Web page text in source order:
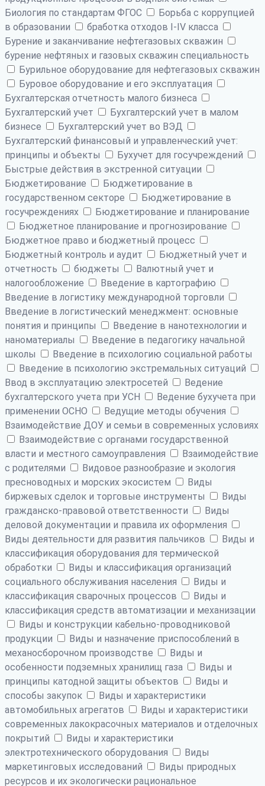
Биология по стандартам ФГОС
Борьба с коррупцией
в образовании
бработка отходов I-IV класса
Бурение и заканчивание нефтегазовых скважин
бурение нефтяных и газовых скважин специальность
Бурильное оборудование для нефтегазовых скважин
Буровое оборудование и его эксплуатация
Бухгалтерская отчетность малого бизнеса
Бухгалтерский учет
Бухгалтерский учет в малом
бизнесе
Бухгалтерский учет во ВЭД
Бухгалтерский финансовый и управленческий учет:
принципы и объекты
Бухучет для госучреждений
Быстрые действия в экстренной ситуации
Бюджетирование
Бюджетирование в
государственном секторе
Бюджетирование в
госучреждениях
Бюджетирование и планирование
Бюджетное планирование и прогнозирование
Бюджетное право и бюджетный процесс
Бюджетный контроль и аудит
Бюджетный учет и
отчетность
бюджеты
Валютный учет и
налогообложение
Введение в картографию
Введение в логистику международной торговли
Введение в логистический менеджмент: основные
понятия и принципы
Введение в нанотехнологии и
наноматериалы
Введение в педагогику начальной
школы
Введение в психологию социальной работы
Введение в психологию экстремальных ситуаций
Ввод в эксплуатацию электросетей
Ведение
бухгалтерского учета при УСН
Ведение бухучета при
применении ОСНО
Ведущие методы обучения
Взаимодействие ДОУ и семьи в современных условиях
Взаимодействие с органами государственной
власти и местного самоуправления
Взаимодействие
с родителями
Видовое разнообразие и экология
пресноводных и морских экосистем
Виды
биржевых сделок и торговые инструменты
Виды
гражданско-правовой ответственности
Виды
деловой документации и правила их оформления
Виды деятельности для развития пальчиков
Виды и
классификация оборудования для термической
обработки
Виды и классификация организаций
социального обслуживания населения
Виды и
классификация сварочных процессов
Виды и
классификация средств автоматизации и механизации
Виды и конструкции кабельно-проводниковой
продукции
Виды и назначение приспособлений в
механосборочном производстве
Виды и
особенности подземных хранилищ газа
Виды и
принципы катодной защиты объектов
Виды и
способы закупок
Виды и характеристики
автомобильных агрегатов
Виды и характеристики
современных лакокрасочных материалов и отделочных
покрытий
Виды и характеристики
электротехнического оборудования
Виды
маркетинговых исследований
Виды природных
ресурсов и их экологически рациональное